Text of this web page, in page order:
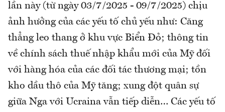
lần này (từ ngày 03/7/2025 - 09/7/2025) chịu
ảnh hưởng của các yếu tố chủ yếu như: Căng
thẳng leo thang ở khu vực Biển Đỏ; thông tin
về chính sách thuế nhập khẩu mới của Mỹ đối
với hàng hóa của các đối tác thương mại; tồn
kho dầu thô của Mỹ tăng; xung đột quân sự
giữa Nga với Ucraina vẫn tiếp diễn… Các yếu tố